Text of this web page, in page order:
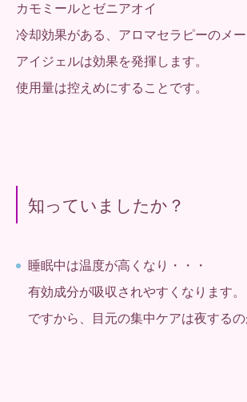
カモミールとゼニアオイ
冷却効果がある、アロマセラピーのメ
アイジェルは効果を発揮します。
使用量は控えめにすることです。
知っていましたか？
睡眠中は温度が高くなり・・・
有効成分が吸収されやすくなります。
ですから、目元の集中ケアは夜するの